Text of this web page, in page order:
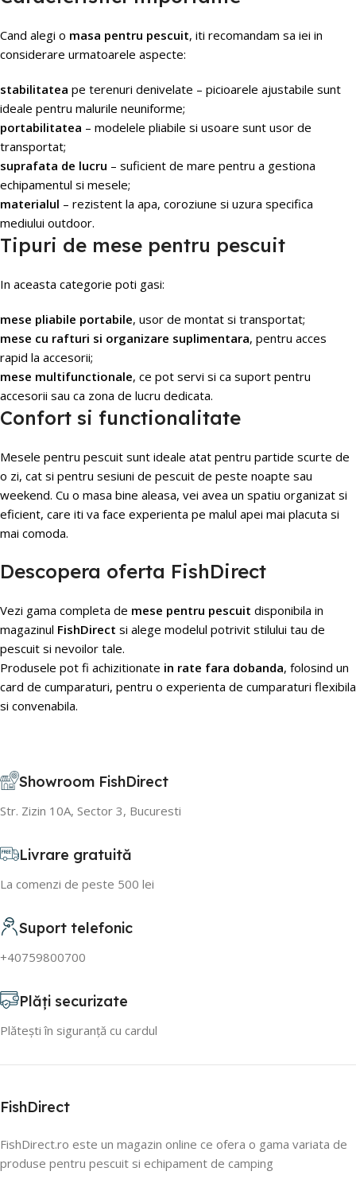
Cand alegi o masa pentru pescuit, iti recomandam sa iei in
considerare urmatoarele aspecte:
stabilitatea pe terenuri denivelate – picioarele ajustabile sunt
ideale pentru malurile neuniforme;
portabilitatea – modelele pliabile si usoare sunt usor de
transportat;
suprafata de lucru – suficient de mare pentru a gestiona
echipamentul si mesele;
materialul – rezistent la apa, coroziune si uzura specifica
mediului outdoor.
Tipuri de mese pentru pescuit
In aceasta categorie poti gasi:
mese pliabile portabile, usor de montat si transportat;
mese cu rafturi si organizare suplimentara, pentru acces
rapid la accesorii;
mese multifunctionale, ce pot servi si ca suport pentru
accesorii sau ca zona de lucru dedicata.
Confort si functionalitate
Mesele pentru pescuit sunt ideale atat pentru partide scurte de
o zi, cat si pentru sesiuni de pescuit de peste noapte sau
weekend. Cu o masa bine aleasa, vei avea un spatiu organizat si
eficient, care iti va face experienta pe malul apei mai placuta si
mai comoda.
Descopera oferta FishDirect
Vezi gama completa de mese pentru pescuit disponibila in
magazinul FishDirect si alege modelul potrivit stilului tau de
pescuit si nevoilor tale.
Produsele pot fi achizitionate in rate fara dobanda, folosind un
card de cumparaturi, pentru o experienta de cumparaturi flexibila
si convenabila.
Showroom FishDirect
Str. Zizin 10A, Sector 3, Bucuresti
Livrare gratuită
La comenzi de peste 500 lei
Suport telefonic
+40759800700
Plăți securizate
Plătești în siguranță cu cardul
FishDirect
FishDirect.ro este un magazin online ce ofera o gama variata de
produse pentru pescuit si echipament de camping